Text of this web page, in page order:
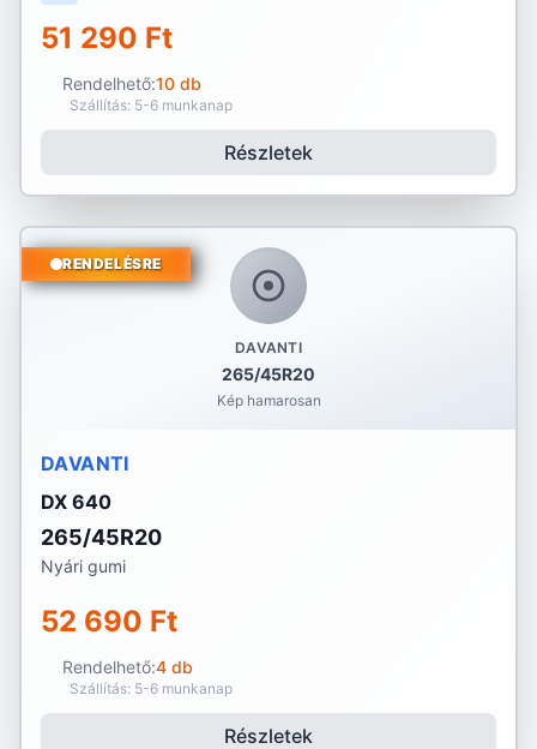
51 290 Ft
Rendelhető:10 db
Szállítás: 5-6 munkanap
Részletek
DAVANTI
265/45R20
Kép hamarosan
RENDELÉSRE
DAVANTI
DX 640
265/45R20
Nyári gumi
52 690 Ft
Rendelhető:4 db
Szállítás: 5-6 munkanap
Részletek